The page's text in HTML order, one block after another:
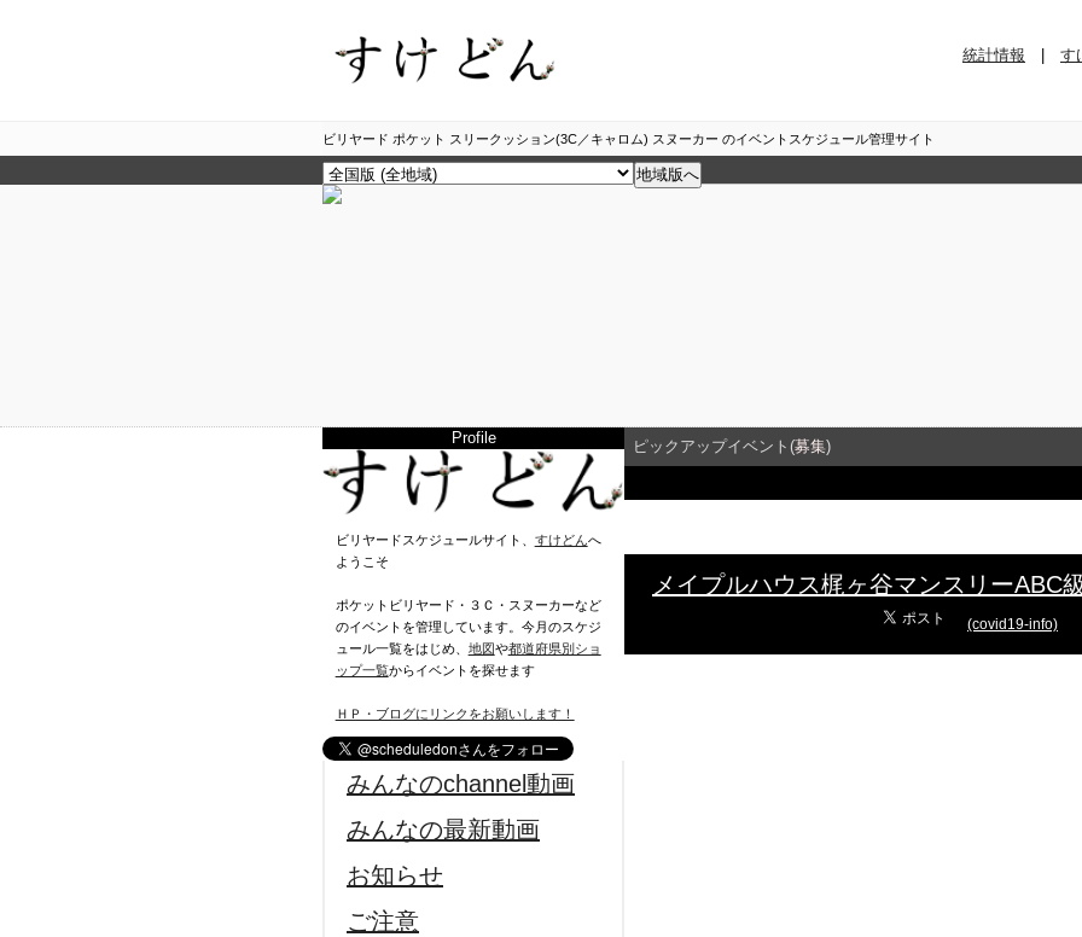
統計情報 | す
ビリヤード ポケット スリークッション(3C／キャロム) スヌーカー のイベントスケジュール管理サイト
Profile
ビリヤードスケジュールサイト、 すけどんへ
ようこそ
ポケットビリヤード・３Ｃ・スヌーカーなど
のイベントを管理しています。今月のスケジ
ュール一覧をはじめ、 地図や都道府県別ショ
ップ一覧からイベントを探せます
ＨＰ・ブログにリンクをお願いします！
みんなのchannel動画
みんなの最新動画
お知らせ
ご注意
ピックアップイベント(募集)
メイプルハウス梶ヶ谷マンスリーABC
(covid19-info)